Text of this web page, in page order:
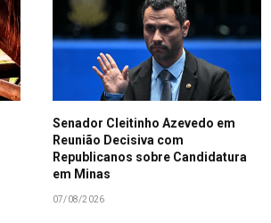
Senador Cleitinho Azevedo em
Reunião Decisiva com
Republicanos sobre Candidatura
em Minas
07/08/2026